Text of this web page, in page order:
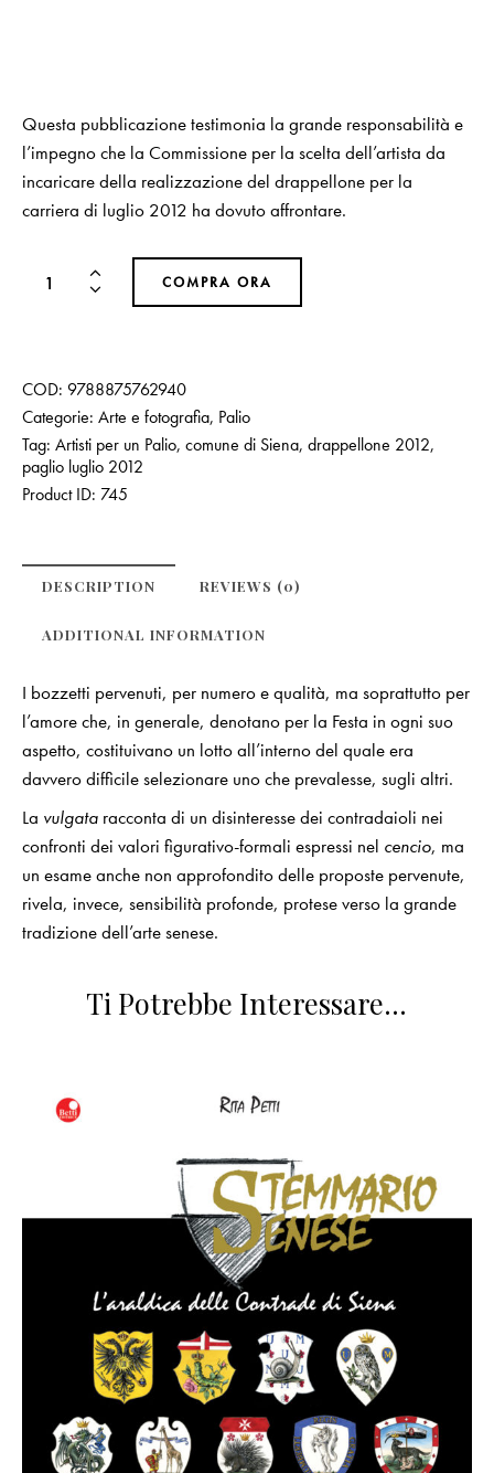
Questa pubblicazione testimonia la grande responsabilità e
l’impegno che la Commissione per la scelta dell’artista da
incaricare della realizzazione del drappellone per la
carriera di luglio 2012 ha dovuto affrontare.
COMPRA ORA
COD: 9788875762940
Categorie: Arte e fotografia, Palio
Tag: Artisti per un Palio, comune di Siena, drappellone 2012,
paglio luglio 2012
Product ID: 745
DESCRIPTION REVIEWS (0)
ADDITIONAL INFORMATION
I bozzetti pervenuti, per numero e qualità, ma soprattutto per
l’amore che, in generale, denotano per la Festa in ogni suo
aspetto, costituivano un lotto all’interno del quale era
davvero difficile selezionare uno che prevalesse, sugli altri.
La vulgata racconta di un disinteresse dei contradaioli nei
confronti dei valori figurativo-formali espressi nel cencio, ma
un esame anche non approfondito delle proposte pervenute,
rivela, invece, sensibilità profonde, protese verso la grande
tradizione dell’arte senese.
Ti Potrebbe Interessare…